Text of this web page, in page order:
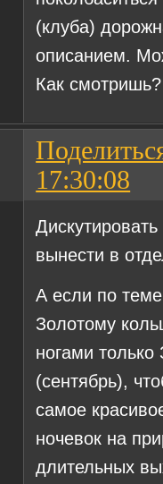
(клуба)
описанием.
Как смотришь?
17:30:08
вынести в
А если по
Золотому
ногами
(сентябрь),
самое
ночевок на
длительных